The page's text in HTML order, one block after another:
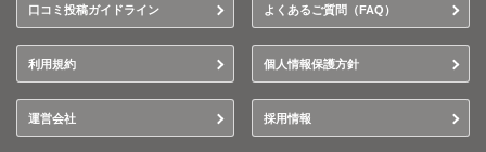
口コミ投稿ガイドライン よくあるご質問（FAQ）
利用規約 個人情報保護方針
運営会社 採用情報